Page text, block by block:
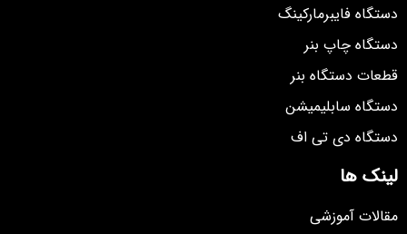
دستگاه فایبرمارکینگ
دستگاه چاپ بنر
قطعات دستگاه بنر
دستگاه سابلیمیشن
دستگاه دی تی اف
لینک ها
مقالات آموزشی